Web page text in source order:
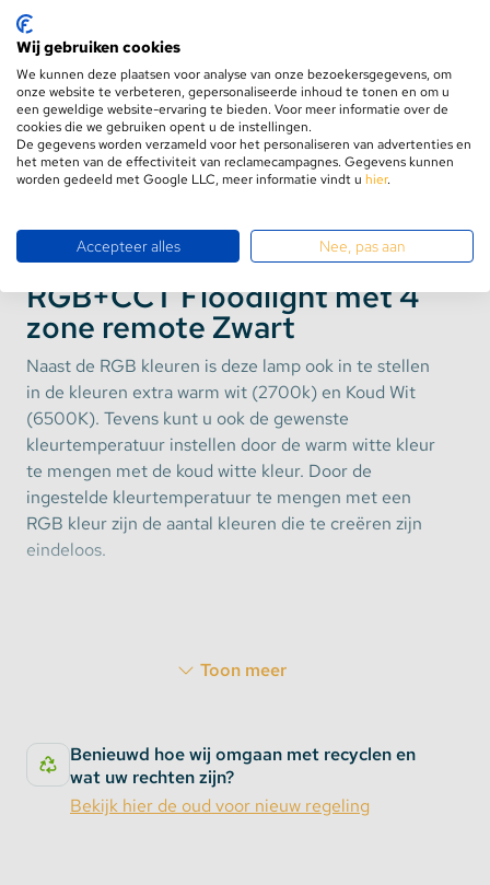
Product informatie
Aanbevolen combinaties
MiBoxer 20 Watt LED
RGB+CCT Floodlight met 4
zone remote Zwart
Naast de RGB kleuren is deze lamp ook in te stellen
in de kleuren extra warm wit (2700k) en Koud Wit
(6500K). Tevens kunt u ook de gewenste
kleurtemperatuur instellen door de warm witte kleur
te mengen met de koud witte kleur. Door de
ingestelde kleurtemperatuur te mengen met een
RGB kleur zijn de aantal kleuren die te creëren zijn
eindeloos.
Deze multikleur bouwlamp heeft een interne
floodlight ook een interne zender. Deze zendt het
ontvangen signaal door naar de volgende lamp. Bij
het gebruik van meerdere lampen wordt het bereik
Toon meer
Benieuwd hoe wij omgaan met recyclen en
wat uw rechten zijn?
Bekijk hier de oud voor nieuw regeling
Wij gebruiken cookies
We kunnen deze plaatsen voor analyse van onze bezoekersgegevens, om
onze website te verbeteren, gepersonaliseerde inhoud te tonen en om u
een geweldige website-ervaring te bieden. Voor meer informatie over de
cookies die we gebruiken opent u de instellingen.
De gegevens worden verzameld voor het personaliseren van advertenties en
het meten van de effectiviteit van reclamecampagnes. Gegevens kunnen
worden gedeeld met Google LLC, meer informatie vindt u hier.
Accepteer alles Nee, pas aan